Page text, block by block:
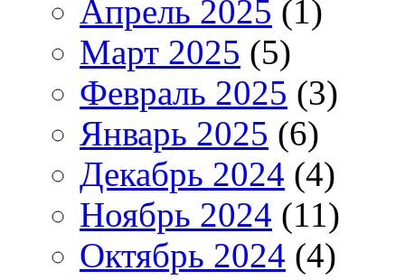
Апрель 2025 (1)
Март 2025 (5)
Февраль 2025 (3)
Январь 2025 (6)
Декабрь 2024 (4)
Ноябрь 2024 (11)
Октябрь 2024 (4)